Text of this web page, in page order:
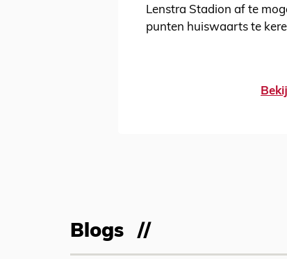
Lenstra Stadion af te
punten huiswaarts te
Blogs